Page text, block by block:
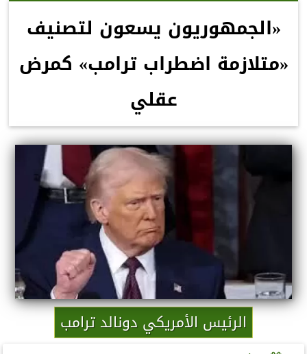
«الجمهوريون يسعون لتصنيف
«متلازمة اضطراب ترامب» كمرض
عقلي
الرئيس الأمريكي دونالد ترامب